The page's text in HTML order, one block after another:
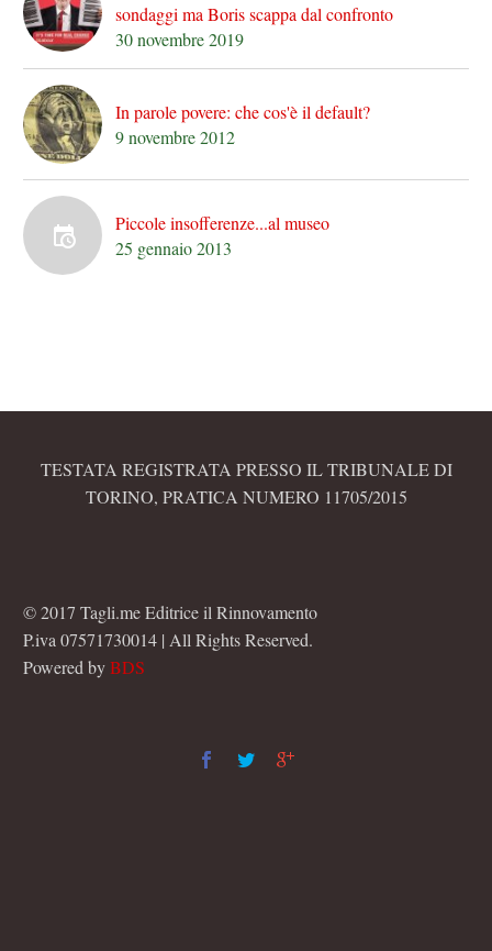
sondaggi ma Boris scappa dal confronto
30 novembre 2019
In parole povere: che cos'è il default?
9 novembre 2012
Piccole insofferenze...al museo
25 gennaio 2013
TESTATA REGISTRATA PRESSO IL TRIBUNALE DI
TORINO, PRATICA NUMERO 11705/2015
© 2017 Tagli.me Editrice il Rinnovamento
P.iva 07571730014 | All Rights Reserved.
Powered byBDS